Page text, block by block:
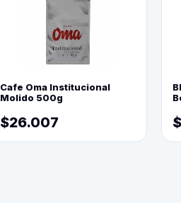
Cafe Oma Institucional
Molido 500g
$26.007